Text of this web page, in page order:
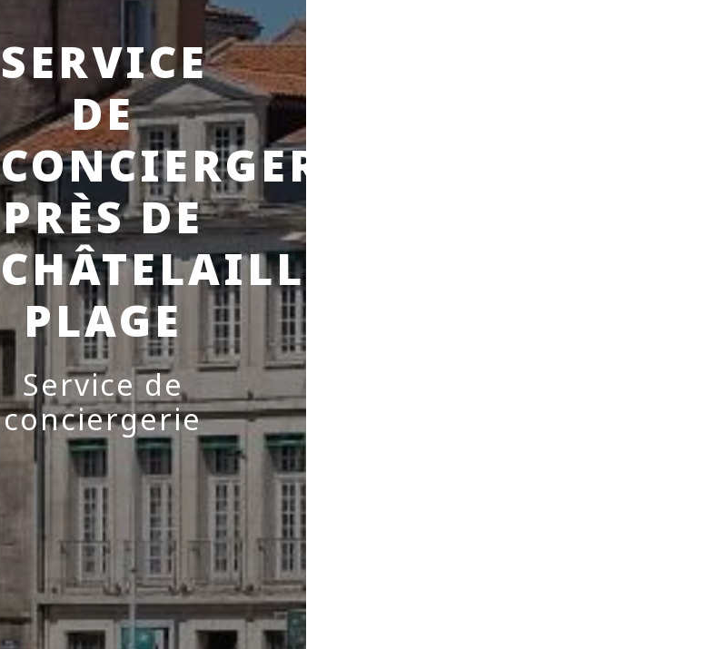
SERVICE
DE
CONCIERGERIE
PRÈS DE
CHÂTELAILLON-
PLAGE
Service de
conciergerie